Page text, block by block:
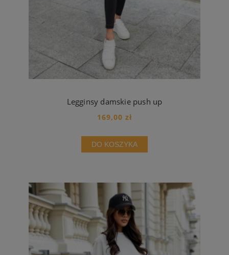
Legginsy damskie push up
169,00 zł
DO KOSZYKA